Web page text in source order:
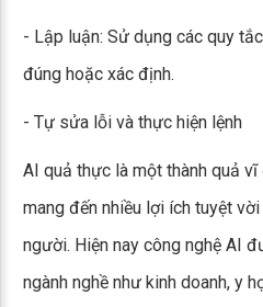
- Lập luận: Sử dụng các quy
đúng hoặc xác định.
- Tự sửa lỗi và thực hiện lệnh
AI quả thực là một thành quả
mang đến nhiều lợi ích tuyệt
người. Hiện nay công nghệ AI
ngành nghề như kinh doanh, y